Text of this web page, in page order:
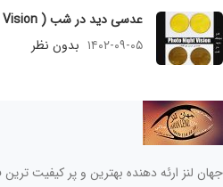
عدسی دید در شب ( Night Vision )
۱۴۰۲-۰۹-۰۵ بدون نظر
جهان لنز ارئه دهنده بهترین و پر کیفیت